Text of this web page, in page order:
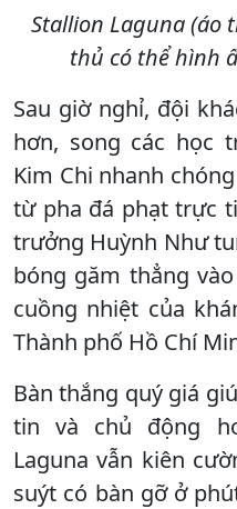
Stallion Laguna (áo
thủ có thể hình
Sau giờ nghỉ, đội
hơn, song các học
Kim Chi nhanh
từ pha đá phạt trực
trưởng Huỳnh Như
bóng găm thẳng
cuồng nhiệt của
Thành phố Hồ Chí
Bàn thắng quý giá
tin và chủ động
Laguna vẫn kiên
suýt có bàn gỡ ở